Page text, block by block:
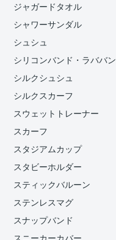
ジャガードタオル
シャワーサンダル
シュシュ
シリコンバンド・ラババン
シルクシュシュ
シルクスカーフ
スウェットトレーナー
スカーフ
スタジアムカップ
スタビーホルダー
スティックバルーン
ステンレスマグ
スナップバンド
スニーカーカバー